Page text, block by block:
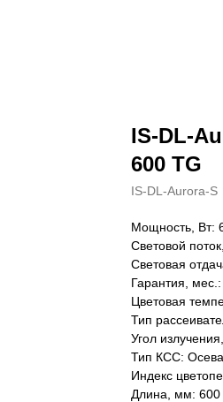
IS-DL-
600 TG
IS-DL-Aurora-S
Мощность, Вт:
Световой
Световая
Гарантия,
Цветовая
Тип
Угол
Тип КСС:
Индекс
Длина, мм: 600